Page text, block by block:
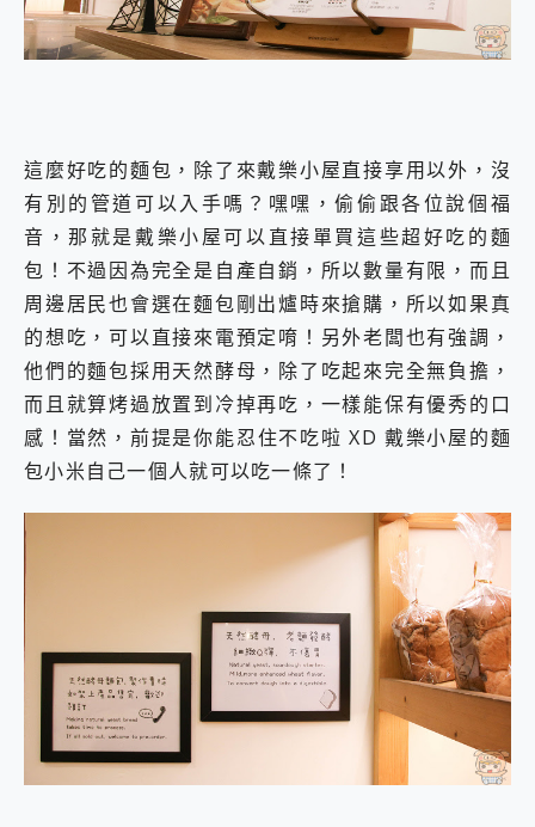
這麼好吃的麵包，除了來戴樂小屋直接享用以外，沒
有別的管道可以入手嗎？嘿嘿，偷偷跟各位說個福
音，那就是戴樂小屋可以直接單買這些超好吃的麵
包！不過因為完全是自產自銷，所以數量有限，而且
周邊居民也會選在麵包剛出爐時來搶購，所以如果真
的想吃，可以直接來電預定唷！另外老闆也有強調，
他們的麵包採用天然酵母，除了吃起來完全無負擔，
而且就算烤過放置到冷掉再吃，一樣能保有優秀的口
感！當然，前提是你能忍住不吃啦 XD 戴樂小屋的麵
包小米自己一個人就可以吃一條了！